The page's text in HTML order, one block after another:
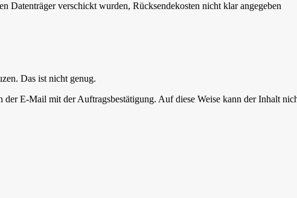
verschickt wurden, Rücksendekosten nicht klar angegeben
Das ist nicht genug.
E-Mail mit der Auftragsbestätigung. Auf diese Weise kann der Inhalt